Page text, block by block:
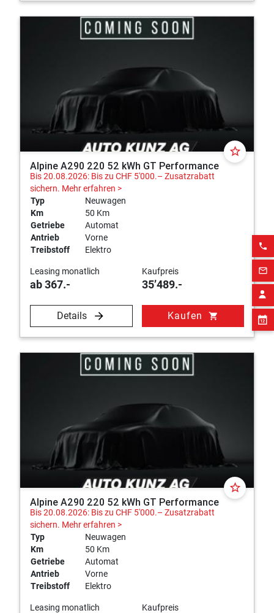
phone
mail_outline
star_border
Alpine A290 220 52 kWh GT Performance
Bis 20.08.2026: Bis zu CHF 5'000.– Zusatzrabatt
sichern. Mehr erfahren >
Typ
Neuwagen
Km
50 Km
Getriebe
Automat
Antrieb
Vorne
Treibstoff
Elektro
Leasing monatlich
ab 367.-
Kaufpreis
35’489.-
Details Kaufen shopping_cart
star_border
Alpine A290 220 52 kWh GT Performance
Bis 20.08.2026: Bis zu CHF 5'000.– Zusatzrabatt
sichern. Mehr erfahren >
Typ
Neuwagen
Km
50 Km
Getriebe
Automat
Antrieb
Vorne
Treibstoff
Elektro
Leasing monatlich Kaufpreis